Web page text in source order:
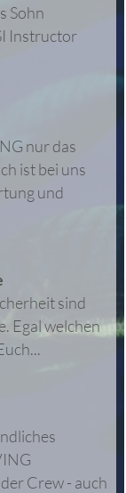
Sohn
Instructor
nur das
ist bei uns
und
sind
Egal welchen
Crew - auch